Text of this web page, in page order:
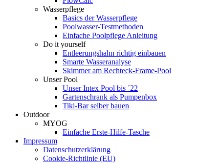
Wasserpflege
Basics der Wasserpflege
Poolwasser-Testmethoden
Einfache Poolpflege Anleitung
Do it yourself
Ent­leerungs­hahn richtig einbauen
Smarte Wasseranalyse
Skimmer am Rechteck-Frame-Pool
Unser Pool
Unser Intex Pool bis ´22
Gartenschrank als Pumpenbox
Tiki-Bar selber bauen
Outdoor
MYOG
Einfache Erste-Hilfe-Tasche
Impressum
Datenschutzerklärung
Cookie-Richtlinie (EU)